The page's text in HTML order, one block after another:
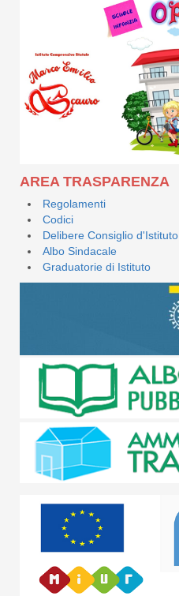
AREA TRASPARENZA
Regolamenti
Codici
Delibere Consiglio d'Istituto
Albo Sindacale
Graduatorie di Istituto